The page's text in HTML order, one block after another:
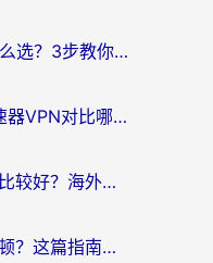
从墨西哥回国内的VPN怎么选？3步教你无缝刷剧、玩国服游戏
ChickCN VPN和番茄加速器VPN对比哪个回国效果更好？海外党亲测后的真实答案
在国外用什么网络加速器比较好？海外党亲测：从痛点到解决方案的全攻略
海外看国内电视直播总卡顿？这篇指南教你选对回国加速器，无缝追剧不发愁